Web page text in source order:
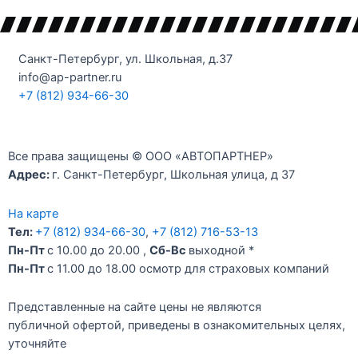
Санкт-Петербург, ул. Школьная, д.37
info@ap-partner.ru
+7 (812) 934-66-30
Все права защищены © ООО «АВТОПАРТНЕР»
Адрес: г. Санкт-Петербург, Школьная улица, д 37
На карте
Тел: +7 (812) 934-66-30, +7 (812) 716-53-13
Пн-Птс 10.00 до 20.00 , Сб-Вс выходной *
Пн-Птc 11.00 до 18.00 осмотр для страховых компаний
Представленные на сайте цены не являются
публичной офертой, приведены в ознакомительных целях,
уточняйте